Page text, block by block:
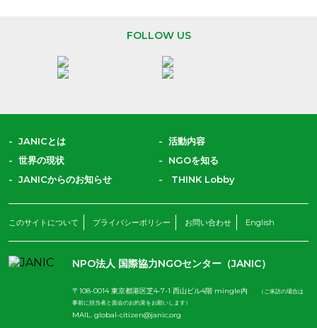
FOLLOW US
JANICとは
活動内容
世界の現状
NGOを知る
JANICからのお知らせ
THINK Lobby
このサイトについて プライバシーポリシー お問い合わせ English
NPO法人 国際協力NGOセンター（JANIC）
〒108-0014 東京都港区芝4-7-1 西山ビル4階 mingle内
（ご来訪の場合は
事前に担当者と面会のお約束をお願いします）
MAIL. global-citizen@janic.org